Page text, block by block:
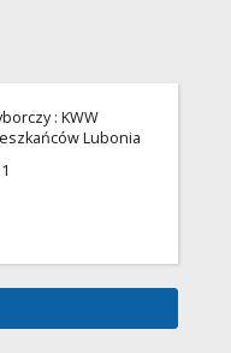
: KWW
Lubonia